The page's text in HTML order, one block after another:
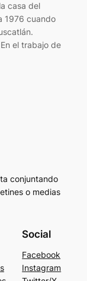
casa del
1976 cuando
el trabajo de
conjuntando
o medias
Social
Facebook
Instagram